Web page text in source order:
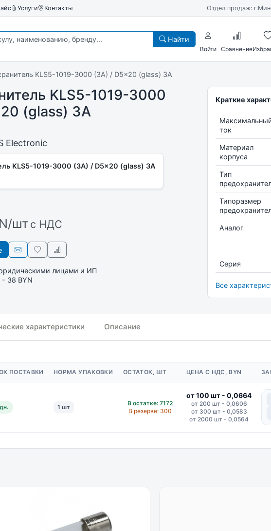
Услуги Контакты Отдел продаж:
Найти
Войти Сравнение
KLS5-1019-3000 (3A) / D5x20 (glass) 3A
KLS5-1019-3000
(glass) 3A
Electronic
KLS5-1019-3000 (3A) / D5x20 (glass) 3A
штс НДС
лицами и ИП
38 BYN
Краткие
ток
Материал
корпуса
Тип
Типоразмер
Аналог
Серия
Все
характеристики Описание
ПОСТАВКИ НОРМА УПАКОВКИ ОСТАТОК, ШТ ЦЕНА С НДС, BYN
1 шт
В остатке: 7172
В резерве: 300
от 100 шт - 0,0664
от 200 шт - 0,0606
от 300 шт - 0,0583
от 2000 шт - 0,0564